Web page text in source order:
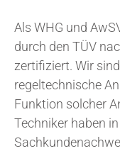
Als WHG und
durch den TÜV
zertifiziert. Wir
regeltechnische
Funktion solcher
Techniker haben